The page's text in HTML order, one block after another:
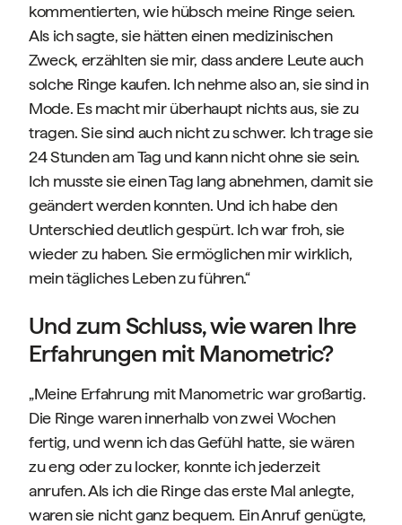
kommentierten, wie hübsch meine Ringe seien.
Als ich sagte, sie hätten einen medizinischen
Zweck, erzählten sie mir, dass andere Leute auch
solche Ringe kaufen. Ich nehme also an, sie sind in
Mode. Es macht mir überhaupt nichts aus, sie zu
tragen. Sie sind auch nicht zu schwer. Ich trage sie
24 Stunden am Tag und kann nicht ohne sie sein.
Ich musste sie einen Tag lang abnehmen, damit sie
geändert werden konnten. Und ich habe den
Unterschied deutlich gespürt. Ich war froh, sie
wieder zu haben. Sie ermöglichen mir wirklich,
mein tägliches Leben zu führen.“
Und zum Schluss, wie waren Ihre
Erfahrungen mit Manometric?
„Meine Erfahrung mit Manometric war großartig.
Die Ringe waren innerhalb von zwei Wochen
fertig, und wenn ich das Gefühl hatte, sie wären
zu eng oder zu locker, konnte ich jederzeit
anrufen. Als ich die Ringe das erste Mal anlegte,
waren sie nicht ganz bequem. Ein Anruf genügte,